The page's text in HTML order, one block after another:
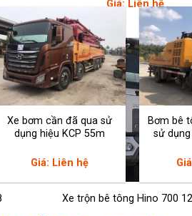
Xe bơm cần đã qua sử
dụng hiệu KCP 55m
Giá: Liên hệ
Bơm bê
sử
Giá: Liên hệ
Xe trộn bê tông Hino 700